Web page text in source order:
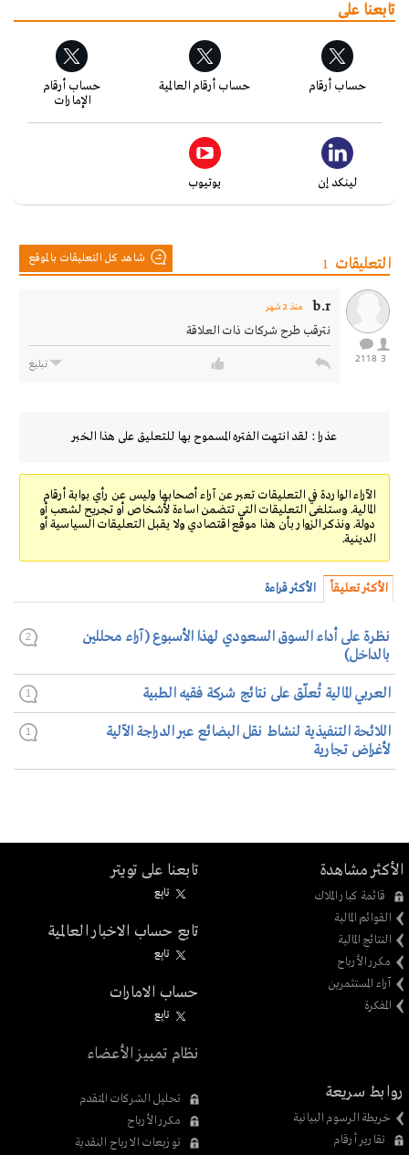
تابعنا على
حساب أرقام
الإمارات
حساب أرقام العالمية حساب أرقام
يوتيوب لينكد إن
شاهد كل التعليقات بالموقع التعليقات 1
3
2118
b.r منذ 2 شهر
نترقب طرح شركات ذات العلاقة
تبليغ
عذرا : لقد انتهت الفتره المسموح بها للتعليق على هذا الخبر
الآراء الواردة في التعليقات تعبر عن آراء أصحابها وليس عن رأي بوابة أرقام
المالية. وستلغى التعليقات التي تتضمن اساءة لأشخاص أو تجريح لشعب أو
دولة. ونذكر الزوار بأن هذا موقع اقتصادي ولا يقبل التعليقات السياسية أو
الدينية.
الأكثر تعليقاً الأكثر قراءة
نظرة على أداء السوق السعودي لهذا الأسبوع (آراء محللين
بالداخل)
2
العربي المالية تُعلّق على نتائج شركة فقيه الطبية 1
اللائحة التنفيذية لنشاط نقل البضائع عبر الدراجة الآلية
لأغراض تجارية
1
الأكثر مشاهدة
قائمة كبار الملاك
القوائم المالية
النتائج المالية
مكرر الأرباح
آراء المستثمرين
المفكرة
تابعنا على تويتر
تابِع
تابع حساب الاخبار العالمية
تابِع
حساب الامارات
تابِع
نظام تمييز الأعضاء
روابط سريعة
خريطة الرسوم البيانية
تقارير أرقام
تحليل الشركات المتقدم
مكرر الأرباح
توزيعات الارباح النقدية